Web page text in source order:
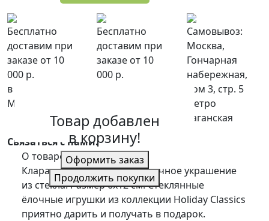
Бесплатно
доставим при
заказе от 10
000 р.
в пределах
МКАД
Бесплатно
доставим при
заказе от 10
000 р.
СДЭК
Самовывоз:
Москва,
Гончарная
набережная,
дом 3, стр. 5
метро
Таганская
Связаться с нами:
О товареОтзывы
Клара со Щелкунчиком – ёлочное украшение
из стекла. Размер 6х12 см. Стеклянные
ёлочные игрушки из коллекции Holiday Classics
приятно дарить и получать в подарок.
Товар добавлен
в корзину!
Оформить заказ
Продолжить покупки